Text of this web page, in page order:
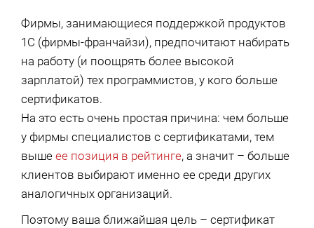
Фирмы, занимающиеся поддержкой продуктов
1С (фирмы-франчайзи), предпочитают набирать
на работу (и поощрять более высокой
зарплатой) тех программистов, у кого больше
сертификатов.
На это есть очень простая причина: чем больше
у фирмы специалистов с сертификатами, тем
выше ее позиция в рейтинге, а значит – больше
клиентов выбирают именно ее среди других
аналогичных организаций.
Поэтому ваша ближайшая цель – сертификат